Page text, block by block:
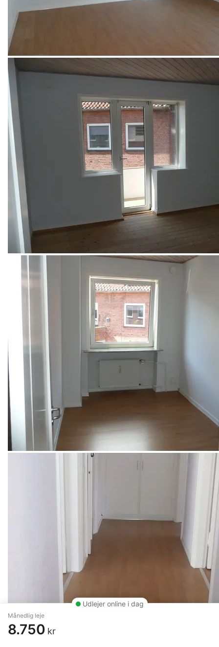
Udlejer online i dag
Månedlig leje
8.750 kr